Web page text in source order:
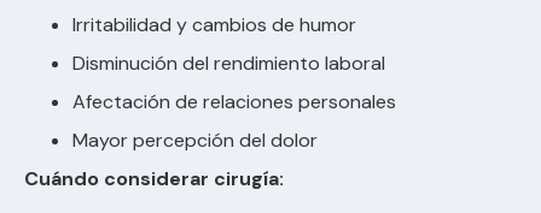
Irritabilidad y cambios de humor
Disminución del rendimiento laboral
Afectación de relaciones personales
Mayor percepción del dolor
Cuándo considerar cirugía: